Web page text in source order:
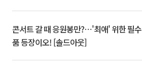
콘서트 갈 때 응원봉만?⋯'최애' 위한 필수
품 등장이오! [솔드아웃]